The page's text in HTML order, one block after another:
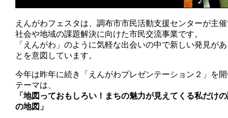
えんがわフェスタは、調布市市民活動支援センターが主
社会や地域の課題解決に向けた市民交流事業です。
「えんがわ」のように気軽な出会いの中で新しい発見が
とを意図しています。
今年は昨年に続き「えんがわプレゼンテーション２」を
テーマは、
「地図っておもしろい！まちの魅力が見えてくる私だけ
の地図」